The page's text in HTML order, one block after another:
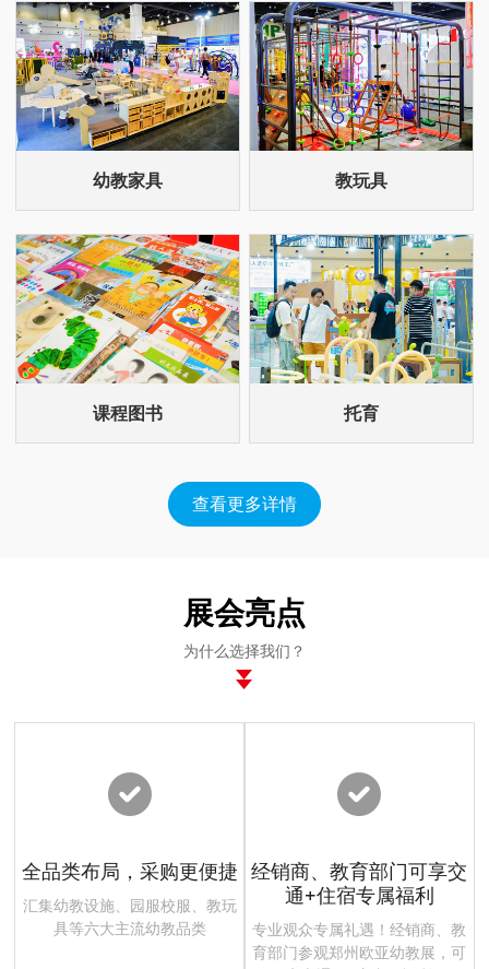
幼教家具 教玩具
课程图书 托育
查看更多详情
展会亮点
为什么选择我们？
全品类布局，采购更便捷
汇集幼教设施、园服校服、教玩
具等六大主流幼教品类
经销商、教育部门可享交
通+住宿专属福利
专业观众专属礼遇！经销商、教
育部门参观郑州欧亚幼教展，可